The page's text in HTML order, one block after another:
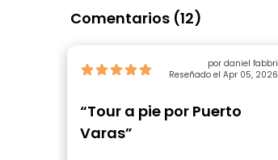
Comentarios (12)
por daniel fabbri
Reseñado el Apr 05, 2026
“Tour a pie por Puerto
Varas”